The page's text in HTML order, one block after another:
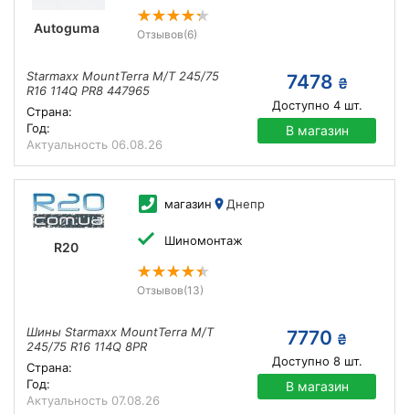
Autoguma Отзывов(6)
Starmaxx MountTerra M/T 245/75
R16 114Q PR8 447965
Страна:
Год:
Актуальность 06.08.26
7478 ₴
Доступно 4шт.
В магазин
R20
магазин Днепр
Шиномонтаж
Отзывов(13)
Шины Starmaxx MountTerra M/T
245/75 R16 114Q 8PR
Страна:
Год:
Актуальность 07.08.26
7770 ₴
Доступно 8шт.
В магазин